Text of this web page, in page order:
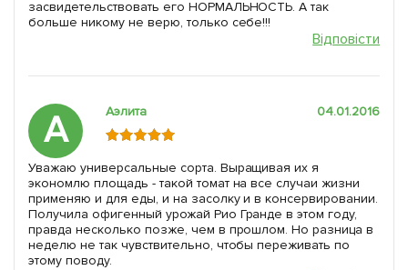
засвидетельствовать его НОРМАЛЬНОСТЬ. А так
больше никому не верю, только себе!!!
Відповісти
А Аэлита 04.01.2016
Уважаю универсальные сорта. Выращивая их я
экономлю площадь - такой томат на все случаи жизни
применяю и для еды, и на засолку и в консервировании.
Получила офигенный урожай Рио Гранде в этом году,
правда несколько позже, чем в прошлом. Но разница в
неделю не так чувствительно, чтобы переживать по
этому поводу.